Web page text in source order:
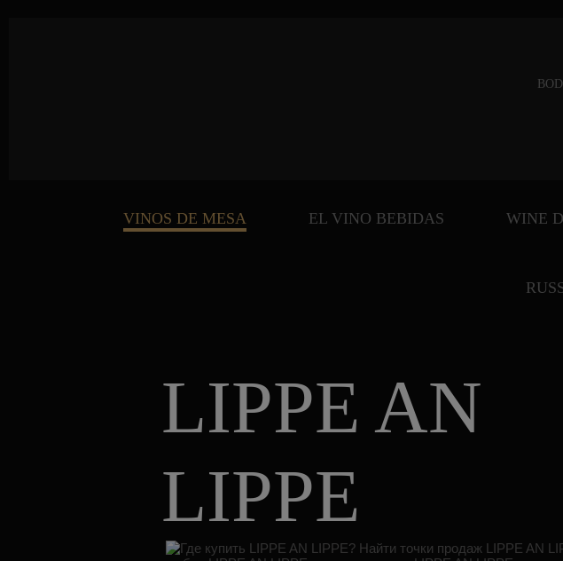
VINOS DE MESA EL VINO BEBIDAS WINE
LIPPE AN
LIPPE